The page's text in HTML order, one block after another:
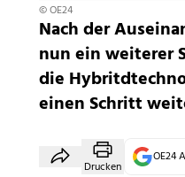
© OE24
Nach der
nun ein weiterer
die
einen Schritt
Drucken
OE24